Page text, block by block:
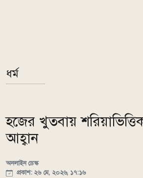
ধর্ম
হজের খুতবায়
আহ্বান
অনলাইন ডেস্ক
প্রকাশ: ২৬ মে, ২০২৬, ১৭:১৬